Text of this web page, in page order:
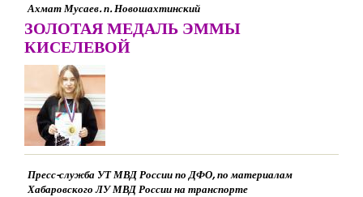
Ахмат Мусаев. п. Новошахтинский
ЗОЛОТАЯ МЕДАЛЬ ЭММЫ
КИСЕЛЕВОЙ
Пресс-служба УТ МВД России по ДФО, по материалам
Хабаровского ЛУ МВД России на транспорте